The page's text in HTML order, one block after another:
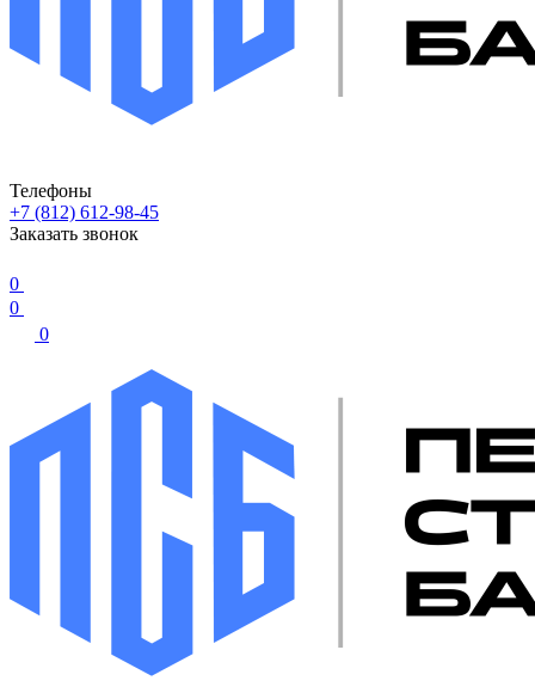
Телефоны
+7 (812) 612-98-45
Заказать звонок
0
0
0